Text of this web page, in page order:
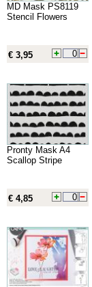
MD Mask PS8119
Stencil Flowers
€ 3,95
Pronty Mask A4
Scallop Stripe
€ 4,85